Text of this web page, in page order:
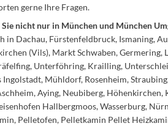
gerne Ihre Fragen.
nicht nur in München und München
in Dachau, Fürstenfeldbruck, Ismaning,
(Vils), Markt Schwaben,
Unterföhring, Krailling,
Mühldorf, Rosenheim,
Aying, Neubiberg,
Hallbergmoos, Wasserburg,
Pelletofen, Pelletkamin Pellet